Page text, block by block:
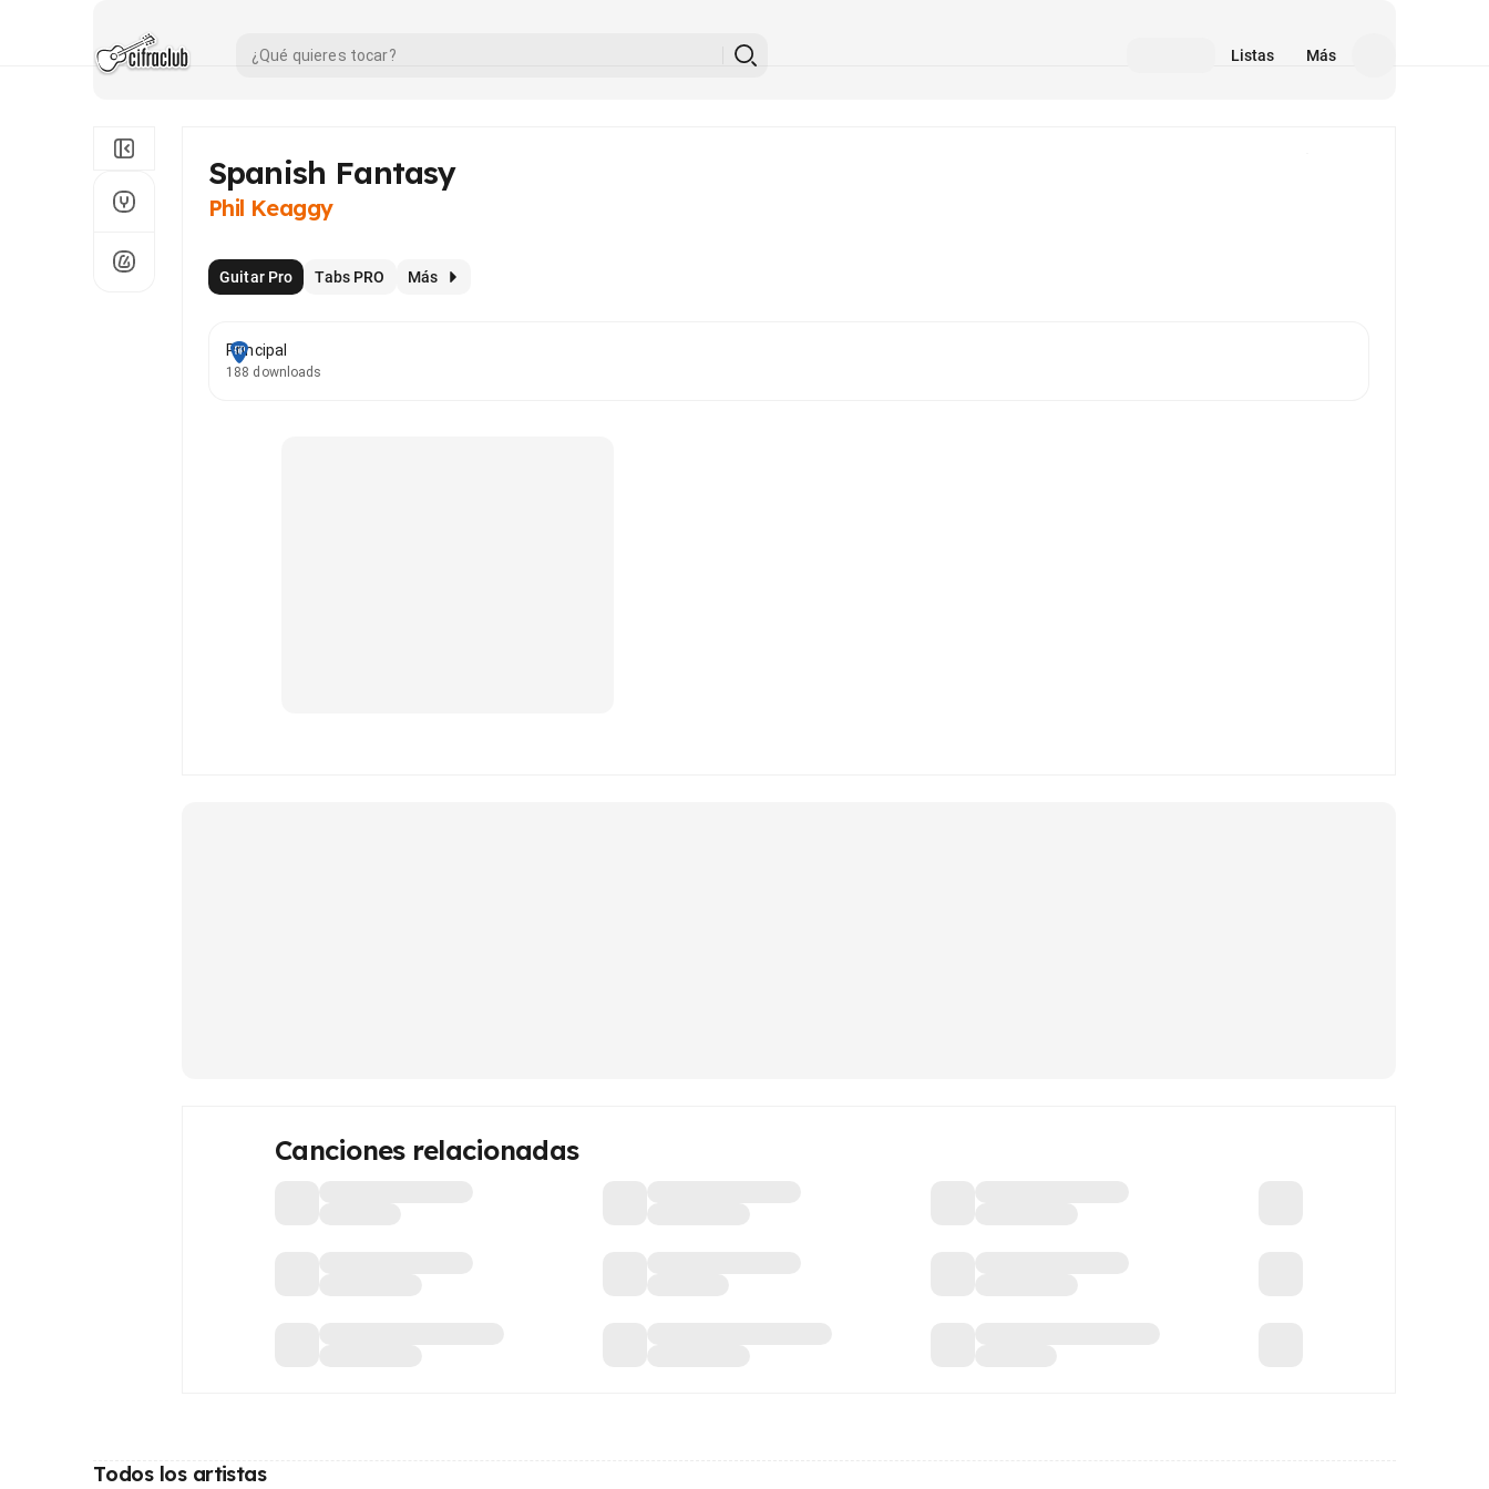
Listas Más
Spanish Fantasy
Phil Keaggy
Guitar Pro Tabs PRO Más
Principal
188 downloads
Canciones relacionadas
Todos los artistas